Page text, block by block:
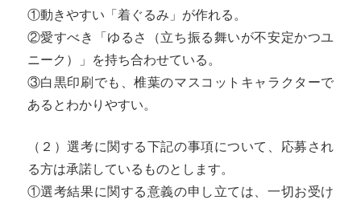
①動きやすい「着ぐるみ」が作れる。
②愛すべき「ゆるさ（立ち振る舞いが不安定かつユ
ニーク）」を持ち合わせている。
③白黒印刷でも、椎葉のマスコットキャラクターで
あるとわかりやすい。
（２）選考に関する下記の事項について、応募され
る方は承諾しているものとします。
①選考結果に関する意義の申し立ては、一切お受け